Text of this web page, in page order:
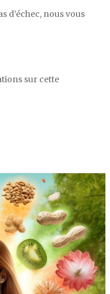
d’échec, nous vous
sur cette